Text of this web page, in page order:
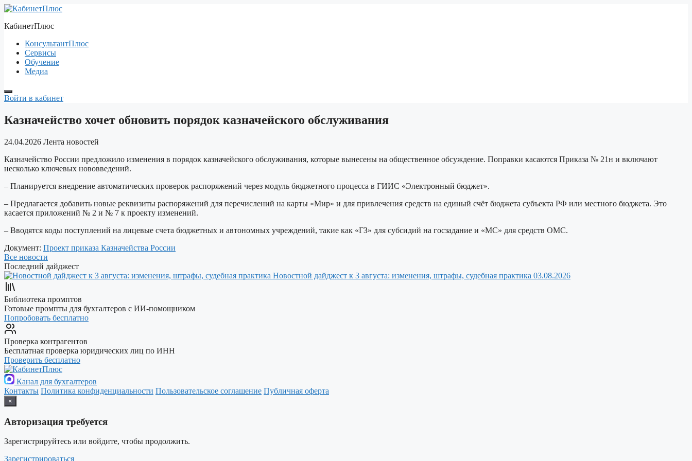
Перейти
содержимому
КабинетПлюс
КонсультантПлюс
Сервисы
Обучение
Медиа
Войти в кабинет
Казначейство хочет обновить порядок казначейского обслуживания
24.04.2026 Лента новостей
Казначейство России предложило изменения в порядок казначейского обслуживания, которые вынесены на общественное обсуждение. Поправки касаются Приказа № 21н и включают
несколько ключевых нововведений.
– Планируется внедрение автоматических проверок распоряжений через модуль бюджетного процесса в ГИИС «Электронный бюджет».
– Предлагается добавить новые реквизиты распоряжений для перечислений на карты «Мир» и для привлечения средств на единый счёт бюджета субъекта РФ или местного бюджета. Это
касается приложений № 2 и № 7 к проекту изменений.
– Вводятся коды поступлений на лицевые счета бюджетных и автономных учреждений, такие как «ГЗ» для субсидий на госзадание и «МС» для средств ОМС.
Документ: Проект приказа Казначейства России
Все новости
Последний дайджест
Новостной дайджест к 3 августа: изменения, штрафы, судебная практика 03.08.2026
Библиотека промптов
Готовые промпты для бухгалтеров с ИИ-помощником
Попробовать бесплатно
Проверка контрагентов
Бесплатная проверка юридических лиц по ИНН
Проверить бесплатно
Канал для бухгалтеров
Контакты Политика конфиденциальности Пользовательское соглашение Публичная оферта
×
Авторизация требуется
Зарегистрируйтесь или войдите, чтобы продолжить.
Зарегистрироваться